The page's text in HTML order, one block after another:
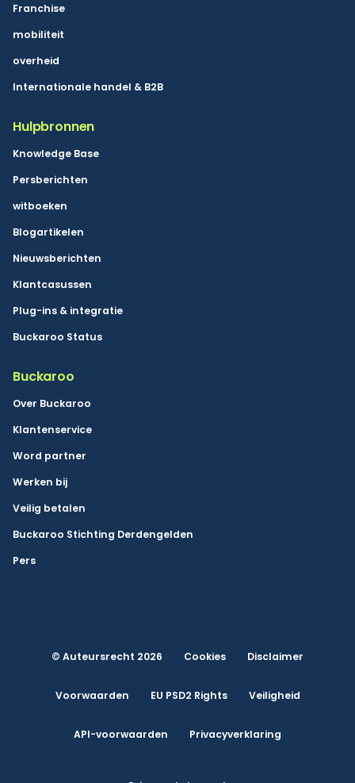
Franchise
mobiliteit
overheid
Internationale handel & B2B
Hulpbronnen
Knowledge Base
Persberichten
witboeken
Blogartikelen
Nieuwsberichten
Klantcasussen
Plug-ins & integratie
Buckaroo Status
Buckaroo
Over Buckaroo
Klantenservice
Word partner
Werken bij
Veilig betalen
Buckaroo Stichting Derdengelden
Pers
© Auteursrecht 2026 Cookies Disclaimer
Voorwaarden EU PSD2 Rights Veiligheid
API-voorwaarden Privacyverklaring